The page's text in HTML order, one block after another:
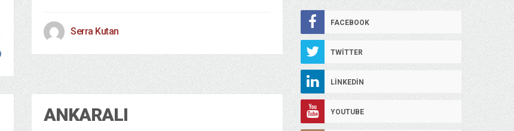
Serra Kutan
ANKARALI
FACEBOOK
TWITTER
LINKEDIN
YOUTUBE